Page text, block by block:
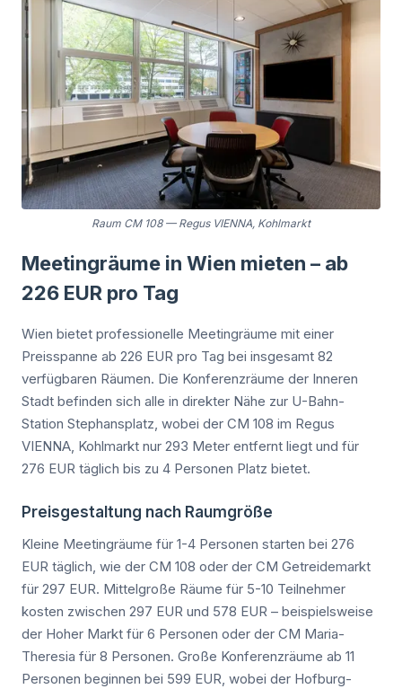
Raum CM 108— Regus VIENNA, Kohlmarkt
Meetingräume in Wien mieten – ab
226 EUR pro Tag
Wien bietet professionelle Meetingräume mit einer
Preisspanne ab 226 EUR pro Tag bei insgesamt 82
verfügbaren Räumen. Die Konferenzräume der Inneren
Stadt befinden sich alle in direkter Nähe zur U-Bahn-
Station Stephansplatz, wobei der CM 108 im Regus
VIENNA, Kohlmarkt nur 293 Meter entfernt liegt und für
276 EUR täglich bis zu 4 Personen Platz bietet.
Preisgestaltung nach Raumgröße
Kleine Meetingräume für 1-4 Personen starten bei 276
EUR täglich, wie der CM 108 oder der CM Getreidemarkt
für 297 EUR. Mittelgroße Räume für 5-10 Teilnehmer
kosten zwischen 297 EUR und 578 EUR – beispielsweise
der Hoher Markt für 6 Personen oder der CM Maria-
Theresia für 8 Personen. Große Konferenzräume ab 11
Personen beginnen bei 599 EUR, wobei der Hofburg-